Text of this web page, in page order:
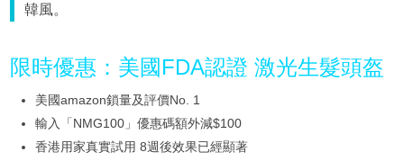
韓風。
限時優惠：美國FDA認證 激光生髮頭盔
美國amazon鎖量及評價No. 1
輸入「NMG100」優惠碼額外減$100
香港用家真實試用 8週後效果已經顯著